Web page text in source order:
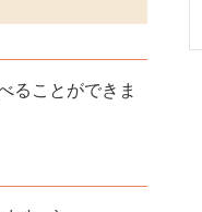
ることができま